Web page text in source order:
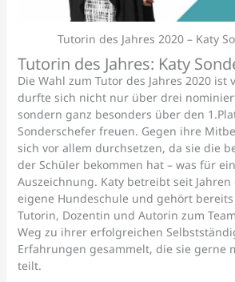
Tutorin des Jahres 2020 – Katy
Tutorin des Jahres: Katy
Die Wahl zum Tutor des Jahres 2020 ist
durfte sich nicht nur über drei
sondern ganz besonders über den
Sonderschefer freuen. Gegen ihre
sich vor allem durchsetzen, da sie die
der Schüler bekommen hat – was für
Auszeichnung. Katy betreibt seit
eigene Hundeschule und gehört bereits
Tutorin, Dozentin und Autorin zum
Weg zu ihrer erfolgreichen
Erfahrungen gesammelt, die sie gerne
teilt.